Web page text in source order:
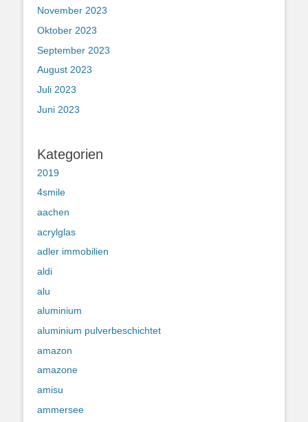
November 2023
Oktober 2023
September 2023
August 2023
Juli 2023
Juni 2023
Kategorien
2019
4smile
aachen
acrylglas
adler immobilien
aldi
alu
aluminium
aluminium pulverbeschichtet
amazon
amazone
amisu
ammersee